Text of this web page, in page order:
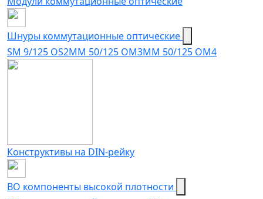
Шнуры коммутационные оптические
SM 9/125 OS2MM 50/125 OM3MM 50/125 OM4
Конструктивы на DIN-рейку
ВО компоненты высокой плотности